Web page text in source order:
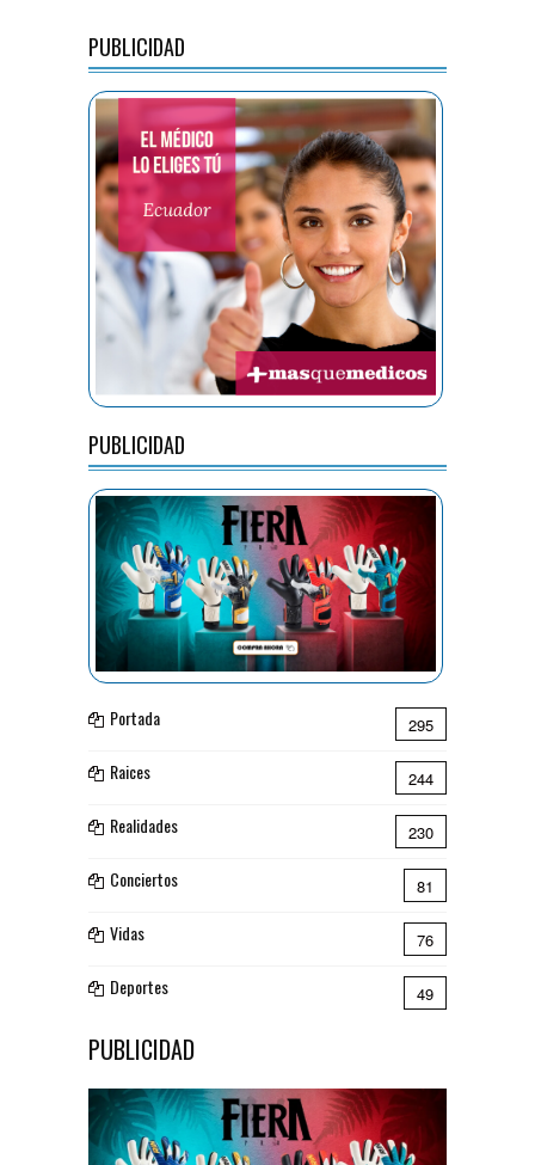
PUBLICIDAD
PUBLICIDAD
Portada 295
Raices 244
Realidades 230
Conciertos 81
Vidas 76
Deportes 49
PUBLICIDAD